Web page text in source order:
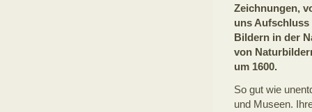
Zeichnungen,
uns
Bildern in der
von
um 1600.
So gut wie
und Museen.